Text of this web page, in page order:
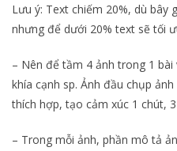
Lưu ý: Text chiếm 20%, dù
nhưng để dưới 20% text sẽ tối
– Nên để tầm 4 ảnh trong 1
khía cạnh sp. Ảnh đầu chụp
thích hợp, tạo cảm xúc 1 chút,
– Trong mỗi ảnh, phần mô tả